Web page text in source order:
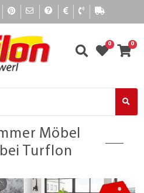
0 0
Möbel
Turflon